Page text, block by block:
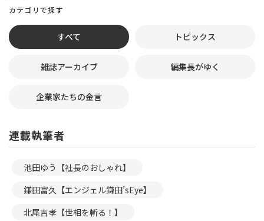
カテゴリで探す
すべて トピックス
雑誌アーカイブ 編集長がゆく
企業家たちの金言
連載執筆者
池田ゆう【社長のおしゃれ】
鎌田富久【エンジェル鎌田’sEye】
北尾吉孝【世相を斬る！】